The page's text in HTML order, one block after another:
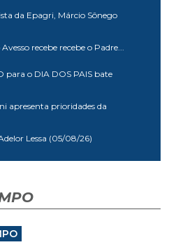
da Epagri, Márcio Sônego
recebe recebe o Padre...
para o DIA DOS PAIS bate
apresenta prioridades da
Lessa (05/08/26)